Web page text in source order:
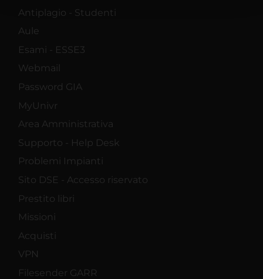
raccolto dal tuo utilizzo dei loro servizi.
Antiplagio - Studenti
Aule
Esami - ESSE3
Webmail
Password GIA
MyUnivr
Area Amministrativa
Supporto - Help Desk
Problemi Impianti
Sito DSE - Accesso riservato
Prestito libri
Missioni
Acquisti
VPN
Filesender GARR